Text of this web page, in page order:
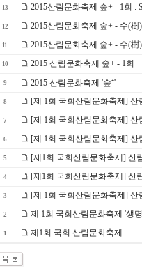
13 2015산림문화축제 숲+ - 1회 :
12 2015산림문화축제 숲+ - 수(
11 2015산림문화축제 숲+ - 수(
10 2015 산림문화축제 숲+ - 1회
9 2015 산림문화축제 '숲⁺'
8 [제 1회 국회산림문화축제] 산
7 [제 1회 국회산림문화축제] 산
6 [제 1회 국회산림문화축제] 산
5 [제1회 국회산림문화축제] 산
4 [제1회 국회산림문화축제] 산
3 [제 1회 국회산림문화축제] 산
2 제 1회 국회산림문화축제 '생
1 제1회 국회 산림문화축제